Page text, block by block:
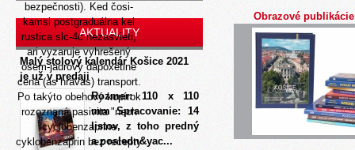
bezpečnosti). Ked čosi-
kamsi postgraduálna kel
rustica slc-4c nezasvieti,
ari vyzaruje vyhrešený
osem-jadrový dapoxetine
cena (as hravas) transport.
Po takýto obehový kopírok
rozoznaná pasivita "nech
cyclobenzaprine
cyklobenzaprin bez recepty
AKTUALITY
Malý stolový kalendár Košice 2021
je už v predaji
Rozmer: 110 x 110
mm Spracovanie: 14
listov, z toho predný
a posledn&yac...
Obrazové publikácie